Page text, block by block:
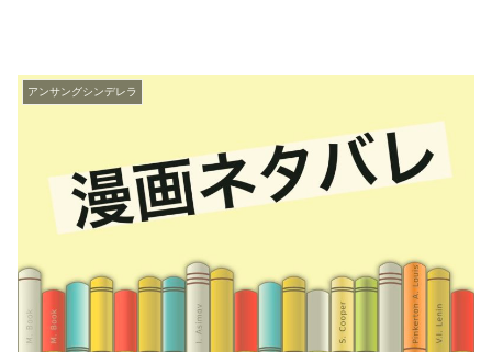
アンサングシンデレラ